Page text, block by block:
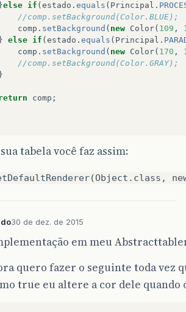
"OS" ;
// e o da terceira
return
"Loja";
:
return
"Lente";
"Segue Lente"
return"Urgente" ;
"" ; // isso nunca deve
getRowCount() {
lista.
veiculos
}else if ( estado . equals ( Principal .
//comp.setBackground(Color.BLUE);
comp . setBackground ( new Color( 109 ,
} else if ( estado . equals ( Principal .
comp . setBackground ( new Color( 170 ,
//comp.setBackground(Color.GRAY);
}
comp ;
tabela você faz assim:
30 de dez. de 2015
em meu
quero fazer o seguinte toda vez
true eu altere a cor dele